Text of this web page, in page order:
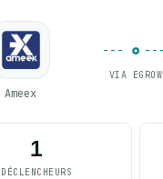
Ameex
VIA EGROW
1
DÉCLENCHEURS